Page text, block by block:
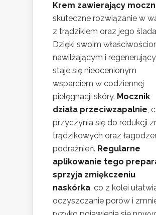
Krem zawierający
skuteczne rozwiązanie w
z trądzikiem oraz jego
Dzięki swoim
nawilżającym i
staje się nieocenionym
wsparciem w codziennej
pielęgnacji skóry. Mocznik
działa przeciwzapalnie,
przyczynia się do redukcji
trądzikowych oraz
podrażnień. Regularne
aplikowanie tego
sprzyja zmiękczeniu
naskórka, co z kolei
oczyszczanie porów i